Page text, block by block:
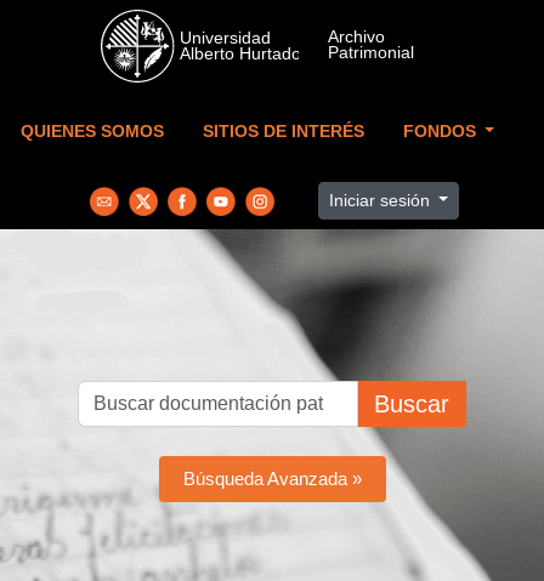
Skip to main content
QUIENES SOMOS SITIOS DE INTERÉS FONDOS
Iniciar sesión
Buscar
Búsqueda Avanzada »